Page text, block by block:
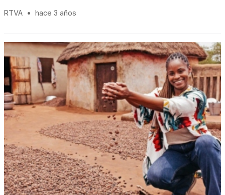
RTVA • hace 3 años